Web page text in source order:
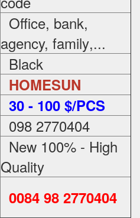
Office, bank,
agency, family,...
Black
HOMESUN
30 - 100 $/PCS
098 2770404
New 100% - High
Quality
0084 98 2770404